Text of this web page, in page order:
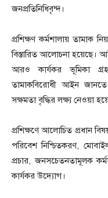
জনপ্রতিনিধিবৃন্দ।
প্রশিক্ষণ কর্মশালায় তামাক
বিস্তারিত আলোচনা হয়েছে। আইন
আরও কার্যকর ভূমিকা
তামাকবিরোধী আইন জানতে
সক্ষমতা বৃদ্ধির লক্ষ্য নেওয়া
প্রশিক্ষণে আলোচিত প্রধান
পরিবেশ নিশ্চিতকরণ,
প্রচার, জনসচেতনতামূলক
কার্যকর উদ্যোগ।